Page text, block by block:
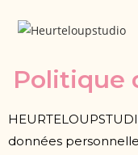
Politique
données